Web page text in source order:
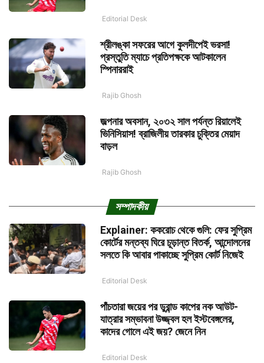
Editorial Desk
শ্রীলঙ্কা সফরের আগে কুলদীপেই ভরসা!
প্রস্তুতি ম্যাচে প্রতিপক্ষকে আটকালেন
স্পিনাররাই
Rajib Ghosh
জল্পনার অবসান, ২০৩২ সাল পর্যন্ত রিয়ালেই
ভিনিসিয়াস! ব্রাজিলীয় তারকার চুক্তির মেয়াদ
বাড়ল
Rajib Ghosh
সম্পাদকীয়
Explainer: ককরোচ থেকে গুলি: ফের সুপ্রিম
কোর্টের মন্তব্য ঘিরে চূড়ান্ত বিতর্ক, আন্দোলনের
সলতে কি আবার পাকাচ্ছে সুপ্রিম কোর্ট নিজেই
Editorial Desk
পাঁচতারা জয়ের পর ডুরান্ড কাপের নক আউট-
যাত্রার সম্ভাবনা উজ্জ্বল হল ইস্টবেঙ্গলের,
কাদের গোলে এই জয়? জেনে নিন
Editorial Desk